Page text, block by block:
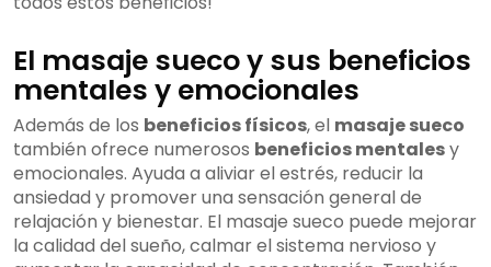
El masaje sueco y sus beneficios
mentales y emocionales
Además de los beneficios físicos, el masaje sueco
también ofrece numerosos beneficios mentalesy
emocionales. Ayuda a aliviar el estrés, reducir la
ansiedad y promover una sensación general de
relajación y bienestar. El masaje sueco puede mejorar
la calidad del sueño, calmar el sistema nervioso y